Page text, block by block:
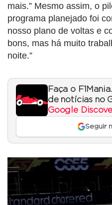
mais.” Mesmo assim, o
programa planejado foi
nosso plano de voltas e
bons, mas há muito
noite.”
Faça o
de notícias no
Google
Seguir